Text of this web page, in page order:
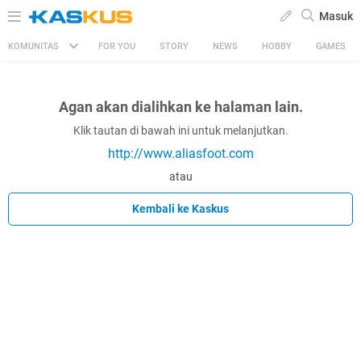
Masuk
KOMUNITAS FOR YOU STORY NEWS HOBBY GAMES
Agan akan dialihkan ke halaman lain.
Klik tautan di bawah ini untuk melanjutkan.
http://www.aliasfoot.com
atau
Kembali ke Kaskus